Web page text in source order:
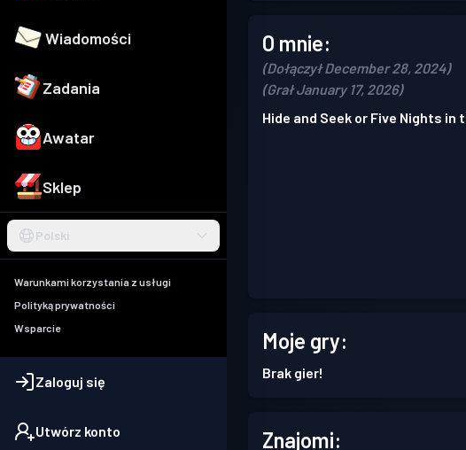
Wiadomości
Zadania
Awatar
Sklep
Polski
Warunkami korzystania z usługi
Polityką prywatności
Wsparcie
Zaloguj się
Utwórz konto
O mnie:
(Dołączył December 28, 2024)
(Grał January 17, 2026)
Hide and Seek or Five Nights in
Moje gry:
Brak gier!
Znajomi: